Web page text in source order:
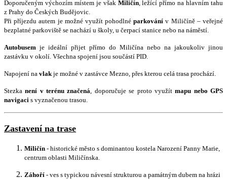
Doporučeným výchozím místem je však Miličín, ležící přímo na hlavním tahu
z Prahy do Českých Budějovic.
Při příjezdu autem je možné využít pohodlnéparkování v Miličíně – veřejné
bezplatné parkoviště se nachází u školy, u čerpací stanice nebo na náměstí.
Autobusem je ideální přijet přímo do Miličína nebo na jakoukoliv jinou
zastávku v okolí. Všechna spojení jsou součástí PID.
Napojení na vlakje možné v zastávce Mezno, přes kterou celá trasa prochází.
Stezkanení v terénu značená, doporučuje se proto využítmapu nebo GPS
navigaci s vyznačenou trasou.
Zastavení na trase
Miličín - historické město s dominantou kostela Narození Panny Marie,
centrum oblasti Miličínska.
Záhoří - ves s typickou návesní strukturou a památným dubem na hrázi